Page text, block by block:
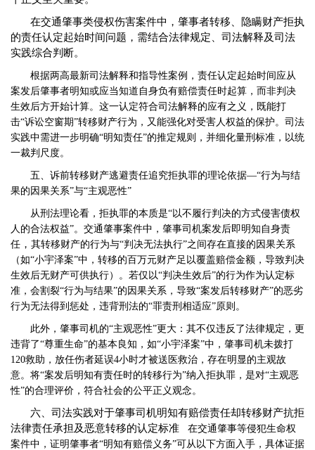
在交通肇事类侵权伤害案件中，肇事者转移、隐瞒财产拒执
的责任认定起始时间问题，需结合法律规定、司法解释及司法
实践综合判断。
根据两高最新司法解释和指导性案例，责任认定起始时间应从
案发后肇事者明知或应当知道自身负有赔偿责任时起算，而非判决
生效后方开始计算。这一认定符合司法解释的应有之义，既能打
击“诉讼空窗期”转移财产行为，又能强化对受害人权益的保护。司法
实践中需进一步明确“明知责任”的推定规则，并细化量刑标准，以统
一裁判尺度。
五、诉前转移财产逃避责任追究拒执罪的理论依据—“行为与结
果的因果关系”与“主观恶性”
从刑法理论看，拒执罪的本质是“以不履行判决的方式侵害债权
人的合法权益”。交通肇事案件中，肇事司机案发后即明知自身责
任 ， 其转移财产的行为与“判决无法执行”之间存在直接的因果关系
（如“小宇泽案”中，转移的百万元财产足以覆盖赔偿金额，导致判决
生效后无财产可供执行）。若仅以“判决生效后”的行为作为认定标
准，会割裂“行为与结果”的因果关系，导致“案发后转移财产”的恶劣
行为无法得到惩处，违背刑法的“罪责刑相适应”原则。
此外，肇事司机的“主观恶性”更大：其不仅违反了法律规定，更
违背了“尊重生命”的基本良知，如“小宇泽案”中，肇事司机未拨打
120救助，放任伤者延误4小时才被送医救治，存在明显的主观故
意。将“案发后明知有责任时的转移行为”纳入拒执罪，是对“主观恶
性”的合理评价，符合社会的公平正义观念。
六、司法实践对于肇事司机明知有赔偿责任却转移财产抗拒
法律责任承担及恶意转移的认定标准
在交通肇事等侵犯生命权
案件中，证明肇事者“明知有赔偿义务”可从以下方面入手，具体证据